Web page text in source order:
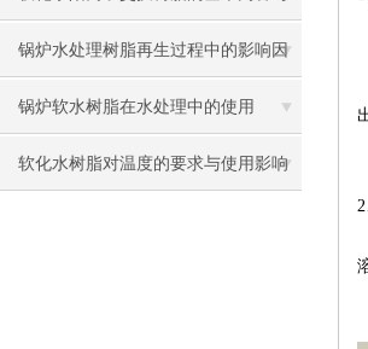
分析
锅炉水处理树脂再生过程中的影响因
素
锅炉软水树脂在水处理中的使用
软化水树脂对温度的要求与使用影响
2